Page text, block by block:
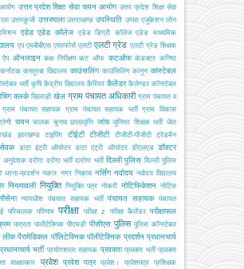
आयोग उत्तर प्रदेश शिक्षा सेवा चयन आयोग उत्तर प्रदेश शिक्षा सेवा
उत्तरकुंजी उत्तरमाला उत्तराखण्ड उपस्थिति उप्पस एजूकेशन लोन
एडेड एडेड कॉलेज एडेड डिग्री कॉलेज एडेड माध्यमिक
एप एमबीबीएस एयरफोर्स एलटी एलटी ग्रेड एलटी ग्रेड शिक्षक
ऐप ऑनलाइन कक्ष निरीक्षण कट ऑफ कटऑफ कंडक्टर कनिष्ठ
कर्नाटक कस्तूरबा विद्यालय काउंसलिंग काउंसिलिंग कानून कांस्टेबल
भर्ती कृषि केंद्रीय विद्यालय कैरियर कैलेंडर कैलेण्डर कॉन्स्टेबल
क्लर्क खिलाड़ी खेल ग्राम पंचायत अधिकारी ग्राम पंचायत व
ग्राम पंचायत सहायक ग्राम पंचायत सहायक भर्ती ग्राम विकास
चयन चालक चुनाव छात्रवृत्ति जांच जूनियर शिक्षक भर्ती जेल
झारखण्ड टाइपिंग टीईटी टीजीटी टीजीटी-पीजीटी
ट्रेडमैन
डाटा इंट्री ऑपरेटर डाटा एंट्री ऑपरेटर डीएलएड डॉक्टर
अनुदेशक दरोगा दरोगा भर्ती दारोगा भर्ती दिल्ली पुलिस दिल्ली पुलिस
धरना-प्रदर्शन नकल नगर निकाय नर्सिंग नवोदय नवोदय विद्यालय
नियमावली नियुक्ति नियुक्ति पत्र नोकरी नोटिफिकेशन नोटिस
न्यायधीश पंचयात सहायक भर्ती पंचायत सहायक पंचायत
परिचालक परिणाम परीक्षा परीक्षा z परीक्षा कैलेंडर परीक्षाफल
पात्रता पालीटेक्निक पीएचडी पीसीएस पुलिस पुलिस कॉन्स्टेबल
लीक पैरामेडिकल पॉलिटेक्निक पॉलीटेक्निक प्रदर्शन प्रधानचार्य
प्रधानाचार्य भर्ती प्रयोगशाला सहायक प्रवक्ता प्रवक्ता भर्ती प्रवक्ता
साक्षात्कार प्रवेश प्रवेश पत्र प्रवेश। प्रवेशपत्र प्रशिक्षक